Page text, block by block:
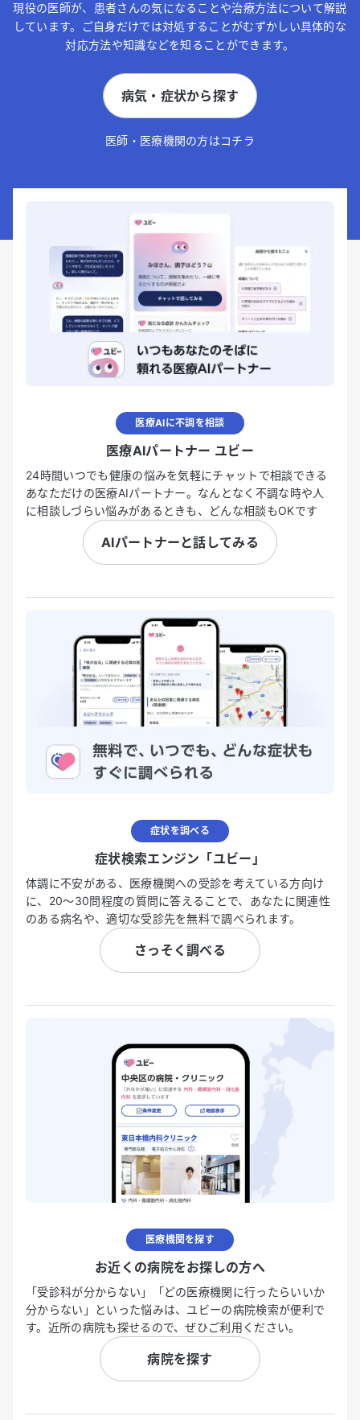
現役の医師が、患者さんの気になることや治療方法について解説
しています。ご自身だけでは対処することがむずかしい具体的な
対応方法や知識などを知ることができます。
病気・症状から探す
医師・医療機関の方はコチラ
医療AIに不調を相談
医療AIパートナー ユビー
24時間いつでも健康の悩みを気軽にチャットで相談できる
あなただけの医療AIパートナー。なんとなく不調な時や人
に相談しづらい悩みがあるときも、どんな相談もOKです
AIパートナーと話してみる
症状を調べる
症状検索エンジン「ユビー」
体調に不安がある、医療機関への受診を考えている方向け
に、20〜30問程度の質問に答えることで、あなたに関連性
のある病名や、適切な受診先を無料で調べられます。
さっそく調べる
医療機関を探す
お近くの病院をお探しの方へ
「受診科が分からない」「どの医療機関に行ったらいいか
分からない」といった悩みは、ユビーの病院検索が便利で
す。近所の病院も探せるので、ぜひご利用ください。
病院を探す